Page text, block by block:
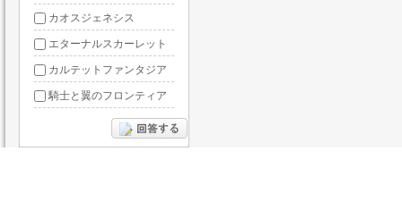
カオスジェネシス
エターナルスカーレット
カルテットファンタジア
騎士と翼のフロンティア
ドラグーン・ナイツ
ぶっ飛び三国